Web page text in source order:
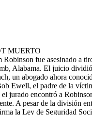
MUERTO
fue asesinado a
Alabama. El juicio
un abogado ahora
Ewell, el padre de la
jurado encontró a
A pesar de la división
la Ley de Seguridad